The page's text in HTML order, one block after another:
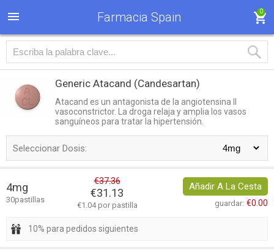
Farmacia Spain 0
Generic Atacand (Candesartan)
Atacand es un antagonista de la angiotensina II
vasoconstrictor. La droga relaja y amplia los vasos
sanguíneos para tratar la hipertensión.
Seleccionar Dosis:
4mg
30pastillas
€37.36
€31.13
€1.04 por pastilla
Añadir A La Cesta
guardar: €0.00
10% para pedidos siguientes